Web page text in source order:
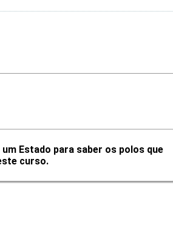
60h
um Estado para saber os polos que
curso.